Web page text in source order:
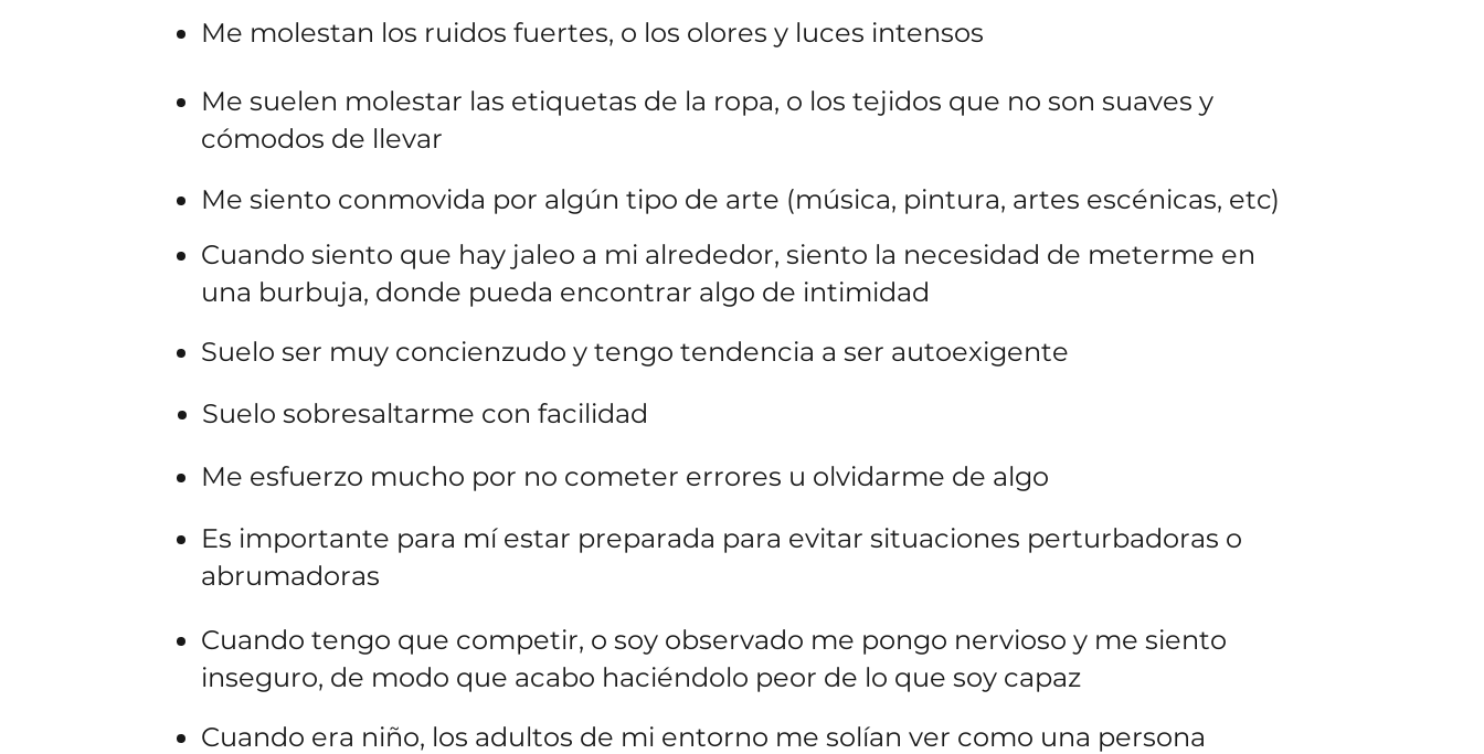
Me molestan los ruidos fuertes, o los olores y luces intensos
Me suelen molestar las etiquetas de la ropa, o los tejidos que no son suaves y
cómodos de llevar
Me siento conmovida por algún tipo de arte (música, pintura, artes escénicas, etc)
Cuando siento que hay jaleo a mi alrededor, siento la necesidad de meterme en
una burbuja, donde pueda encontrar algo de intimidad
Suelo ser muy concienzudo y tengo tendencia a ser autoexigente
Suelo sobresaltarme con facilidad
Me esfuerzo mucho por no cometer errores u olvidarme de algo
Es importante para mí estar preparada para evitar situaciones perturbadoras o
abrumadoras
Cuando tengo que competir, o soy observado me pongo nervioso y me siento
inseguro, de modo que acabo haciéndolo peor de lo que soy capaz
Cuando era niño, los adultos de mi entorno me solían ver como una persona